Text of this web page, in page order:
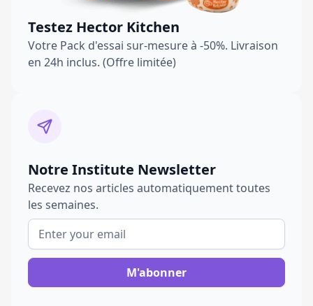
Testez Hector Kitchen
Votre Pack d'essai sur-mesure à -50%. Livraison
en 24h inclus. (Offre limitée)
Notre Institute Newsletter
Recevez nos articles automatiquement toutes
les semaines.